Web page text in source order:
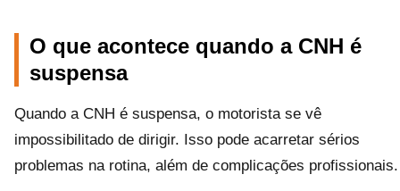
O que acontece quando a CNH é
suspensa
Quando a CNH é suspensa, o motorista se vê
impossibilitado de dirigir. Isso pode acarretar sérios
problemas na rotina, além de complicações profissionais.